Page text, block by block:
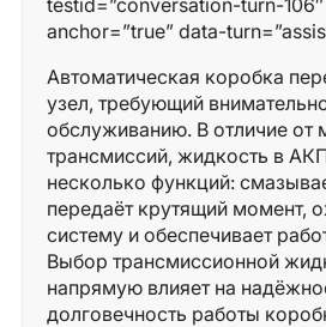
anchor=”true” data-
Автоматическая коробка
узел, требующий
обслуживанию. В отличие от
трансмиссий, жидкость в
несколько функций:
передаёт крутящий момент,
систему и обеспечивает
Выбор трансмиссионной
напрямую влияет на
долговечность работы